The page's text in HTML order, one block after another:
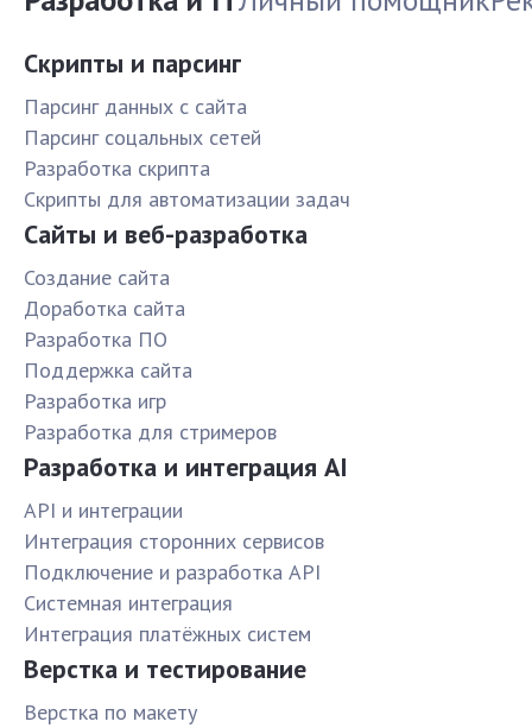
Скрипты и парсинг
Парсинг данных с сайта
Парсинг соцальных сетей
Разработка скрипта
Скрипты для автоматизации задач
Сайты и веб-разработка
Создание сайта
Доработка сайта
Разработка ПО
Поддержка сайта
Разработка игр
Разработка для стримеров
Разработка и интеграция AI
API и интеграции
Интеграция сторонних сервисов
Подключение и разработка API
Системная интеграция
Интеграция платёжных систем
Верстка и тестирование
Верстка по макету